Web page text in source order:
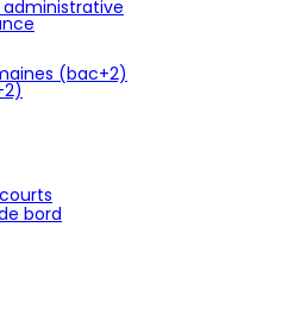
(bac+2)
bord